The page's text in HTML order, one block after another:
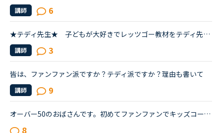
講師 6
★テディ先生★ 子どもが大好きでレッツゴー教材をテディ先生で受けています。あれ？と思うのが数人いるテディ先生のうち、一人の先生だけレッスンがほぼオーディオを流して終わります。アクティビティ無し、ロー...
講師 3
皆は、ファンファン派ですか？テディ派ですか？理由も書いて
講師 9
オーバー50のおばさんです。初めてファンファンでキッズコースを受講してみました。画面をオフにして10分だけののつもりでしたが、楽しくてつい25分フルで受講しました。キッズコース、侮れませんね。ネイティブ...
8